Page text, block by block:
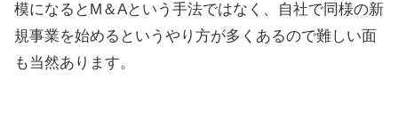
模になるとM＆Aという手法ではなく、自社で同様の新
規事業を始めるというやり方が多くあるので難しい面
も当然あります。